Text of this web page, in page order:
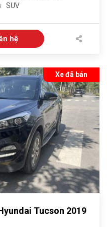
SUV
hệ
Xe đã bán
Tucson 2019